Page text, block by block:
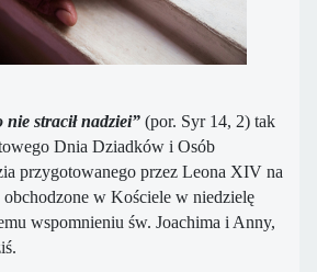
nie stracił nadziei” (por. Syr 14, 2) tak
Dnia Dziadków i Osób
przygotowanego przez Leona XIV na
w Kościele w niedzielę
wspomnieniu św. Joachima i Anny,